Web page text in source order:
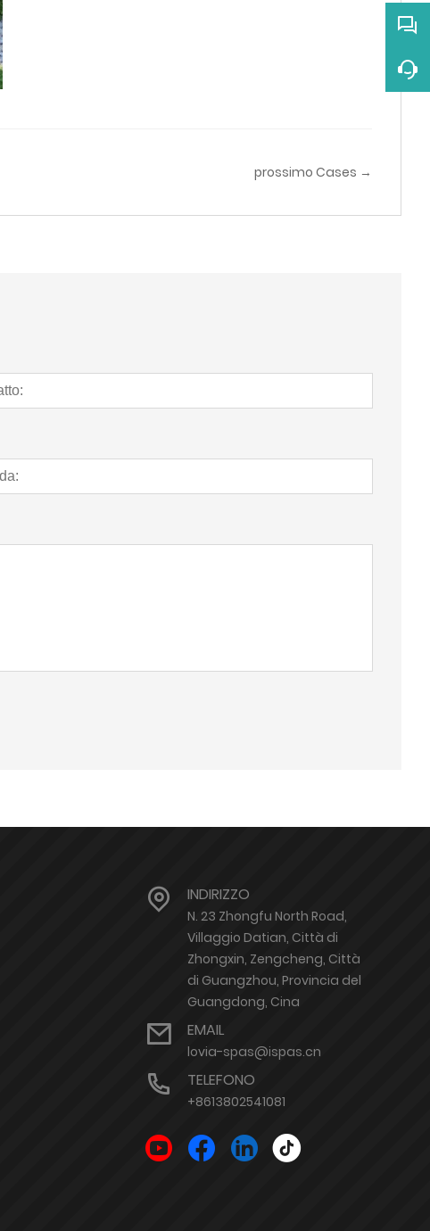
prossimo Cases →
INDIRIZZO
N. 23 Zhongfu North Road,
Villaggio Datian, Città di
Zhongxin, Zengcheng, Città
di Guangzhou, Provincia del
Guangdong, Cina
EMAIL
lovia-spas@ispas.cn
TELEFONO
+8613802541081